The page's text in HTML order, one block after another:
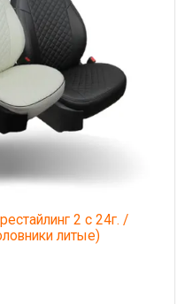
2 с 24г. /
литые)